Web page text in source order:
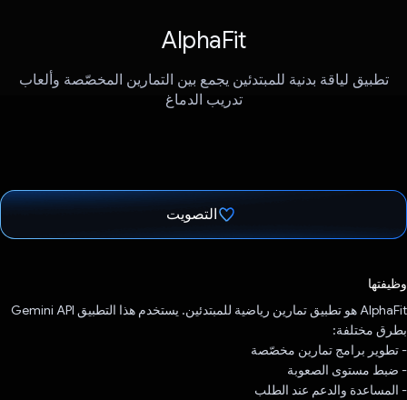
AlphaFit
تطبيق لياقة بدنية للمبتدئين يجمع بين التمارين المخصّصة وألعاب
تدريب الدماغ
التصويت
وظيفتها
‫AlphaFit هو تطبيق تمارين رياضية للمبتدئين. يستخدم هذا التطبيق Gemini API
بطرق مختلفة:
- تطوير برامج تمارين مخصّصة
- ضبط مستوى الصعوبة
- المساعدة والدعم عند الطلب